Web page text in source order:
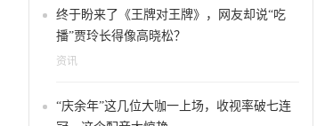
终于盼来了《王牌对王牌》，网友却说“吃
播”贾玲长得像高晓松？
资讯
“庆余年”这几位大咖一上场，收视率破七连